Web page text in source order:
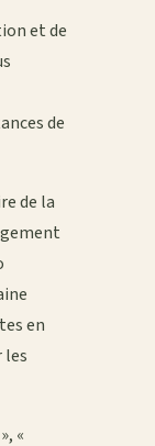
et de
de
de la
en
les
«